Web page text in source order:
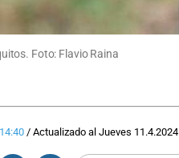
Foto: Flavio Raina
14:40/ Actualizado al Jueves 11.4.2024